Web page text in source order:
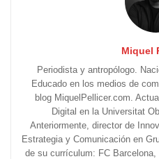
Miquel
Periodista y antropólogo.
Educado en los medios de
blog MiquelPellicer.com.
Digital en la Universitat
Anteriormente, director de
Estrategia y Comunicación en
de su currículum: FC